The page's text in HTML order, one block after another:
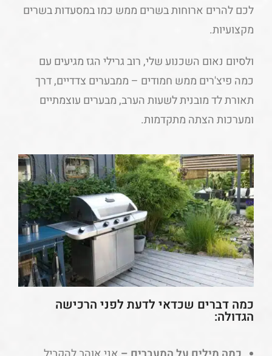
לכם להרים ארוחות בשרים ממש כמו במסעדות בשרים
מקצועיות.
ולסיום נאום השכנוע שלי, רוב גרילי הגז מגיעים עם
כמה פיצ'רים ממש חמודים – ממבערים צדדיים, דרך
תאורת לד מובנית לשעות הערב, מבערים עוצמתיים
ומערכות הצתה מתקדמות.
כמה דברים שכדאי לדעת לפני הרכישה
הגדולה: